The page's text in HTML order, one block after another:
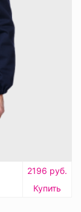
2196 руб.
Купить